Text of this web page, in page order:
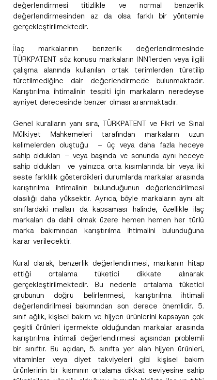
değerlendirmesi titizlikle ve normal benzerlik
değerlendirmesinden az da olsa farklı bir yöntemle
gerçekleştirilmektedir.
İlaç markalarının benzerlik değerlendirmesinde
TÜRKPATENT söz konusu markaların INN’lerden veya ilgili
çalışma alanında kullanılan ortak terimlerden türetilip
türetilmediğine dair değerlendirmede bulunmaktadır.
Karıştırılma ihtimalinin tespiti için markaların neredeyse
ayniyet derecesinde benzer olması aranmaktadır.
Genel kuralların yanı sıra, TÜRKPATENT ve Fikri ve Sınai
Mülkiyet Mahkemeleri tarafından markaların uzun
kelimelerden oluştuğu – üç veya daha fazla heceye
sahip oldukları – veya başında ve sonunda aynı heceye
sahip oldukları ve yalnızca orta kısımlarında bir veya iki
seste farklılık gösterdikleri durumlarda markalar arasında
karıştırılma ihtimalinin bulunduğunun değerlendirilmesi
olasılığı daha yüksektir. Ayrıca, böyle markaların aynı alt
sınıflardaki malları da kapsaması halinde, özellikle ilaç
markaları da dahil olmak üzere hemen hemen her türlü
marka bakımından karıştırılma ihtimalini bulunduğuna
karar verilecektir.
Kural olarak, benzerlik değerlendirmesi, markanın hitap
ettiği ortalama tüketici dikkate alınarak
gerçekleştirilmektedir. Bu nedenle ortalama tüketici
grubunun doğru belirlenmesi, karıştırılma ihtimali
değerlendirilmesi bakımından son derece önemlidir. 5.
sınıf ağlık, kişisel bakım ve hijyen ürünlerini kapsayan çok
çeşitli ürünleri içermekte olduğundan markalar arasında
karıştırılma ihtimali değerlendirmesi açısından problemli
bir sınıftır. Bu açıdan, 5. sınıfta yer alan hijyen ürünleri,
vitaminler veya diyet takviyeleri gibi kişisel bakım
ürünlerinin bir kısmının ortalama dikkat seviyesine sahip